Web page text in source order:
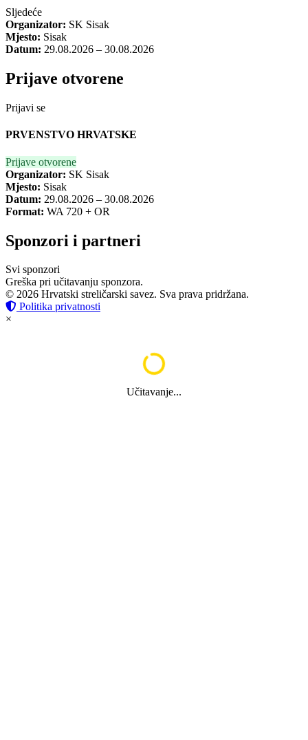
Sljedeće
Organizator: SK Sisak
Mjesto: Sisak
Datum: 29.08.2026 – 30.08.2026
Prijave otvorene
Prijavi se
PRVENSTVO HRVATSKE
Prijave otvorene
Organizator: SK Sisak
Mjesto: Sisak
Datum: 29.08.2026 – 30.08.2026
Format: WA 720 + OR
Sponzori i partneri
Svi sponzori
Greška pri učitavanju sponzora.
© 2026 Hrvatski streličarski savez. Sva prava pridržana.
Politika privatnosti
×
Učitavanje...